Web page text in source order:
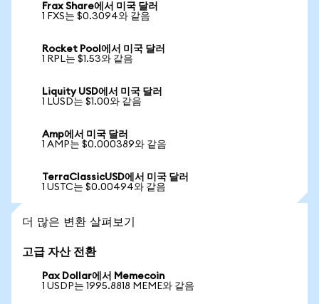
Frax Share에서 미국 달러
1 FXS는 $0.3094와 같음
Rocket Pool에서 미국 달러
1 RPL는 $1.53와 같음
Liquity USD에서 미국 달러
1 LUSD는 $1.00와 같음
Amp에서 미국 달러
1 AMP는 $0.000389와 같음
TerraClassicUSD에서 미국 달러
1 USTC는 $0.00494와 같음
더 많은 변환 살펴보기
고급 자산 전환
Pax Dollar에서 Memecoin
1 USDP는 1995.8818 MEME와 같음